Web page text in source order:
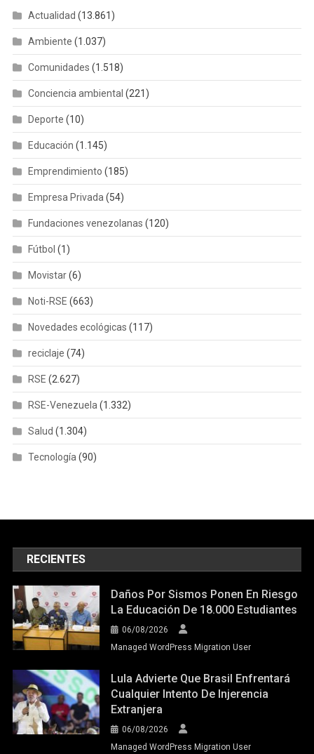
Actualidad (13.861)
Ambiente (1.037)
Comunidades (1.518)
Conciencia ambiental (221)
Deporte (10)
Educación (1.145)
Emprendimiento (185)
Empresa Privada (54)
Fundaciones venezolanas (120)
Fútbol (1)
Movistar(6)
Noti-RSE (663)
Novedades ecológicas (117)
reciclaje (74)
RSE (2.627)
RSE-Venezuela (1.332)
Salud (1.304)
Tecnología (90)
RECIENTES
Daños Por Sismos Ponen En Riesgo
La Educación De 18.000 Estudiantes
06/08/2026
Managed WordPress Migration User
Lula Advierte Que Brasil Enfrentará
Cualquier Intento De Injerencia
Extranjera
06/08/2026
Managed WordPress Migration User